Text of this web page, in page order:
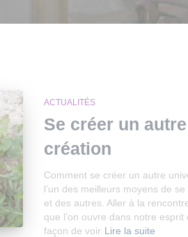
ACTUALITÉS
Se créer un
création
Comment se créer un autre
l’un des meilleurs moyens de
et des autres. Aller à la
que l’on ouvre dans notre
façon de voir Lire la suite